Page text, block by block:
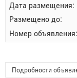
Дата размещения:
Размещено до:
Номер объявления:
Подробности